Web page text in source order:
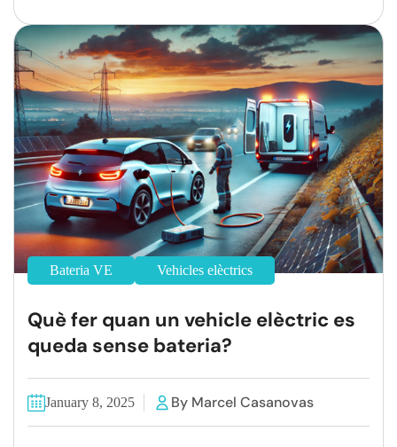
Bateria VE Vehicles elèctrics
Què fer quan un vehicle elèctric es
queda sense bateria?
January 8, 2025 By Marcel Casanovas